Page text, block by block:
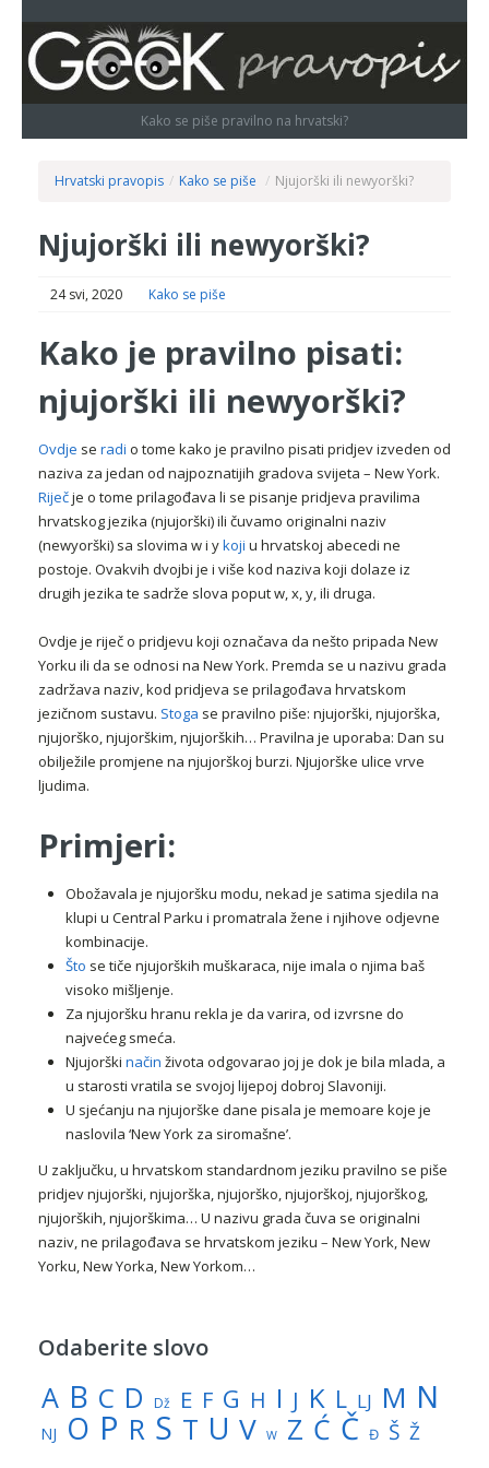
Kako se piše pravilno na hrvatski?
Hrvatski pravopis / Kako se piše / Njujorški ili newyorški?
Njujorški ili newyorški?
24 svi, 2020 Kako se piše
Kako je pravilno pisati:
njujorški ili newyorški?
Ovdje se radi o tome kako je pravilno pisati pridjev izveden od
naziva za jedan od najpoznatijih gradova svijeta – New York.
Riječje o tome prilagođava li se pisanje pridjeva pravilima
hrvatskog jezika (njujorški) ili čuvamo originalni naziv
(newyorški) sa slovima w i ykoji u hrvatskoj abecedi ne
postoje. Ovakvih dvojbi je i više kod naziva koji dolaze iz
drugih jezika te sadrže slova poput w, x, y, ili druga.
Ovdje je riječ o pridjevu koji označava da nešto pripada New
Yorku ili da se odnosi na New York. Premda se u nazivu grada
zadržava naziv, kod pridjeva se prilagođava hrvatskom
jezičnom sustavu. Stoga se pravilno piše: njujorški, njujorška,
njujorško, njujorškim, njujorških… Pravilna je uporaba: Dan su
obilježile promjene na njujorškoj burzi. Njujorške ulice vrve
ljudima.
Primjeri:
Obožavala je njujoršku modu, nekad je satima sjedila na
klupi u Central Parku i promatrala žene i njihove odjevne
kombinacije.
Što se tiče njujorških muškaraca, nije imala o njima baš
visoko mišljenje.
Za njujoršku hranu rekla je da varira, od izvrsne do
najvećeg smeća.
Njujorški način života odgovarao joj je dok je bila mlada, a
u starosti vratila se svojoj lijepoj dobroj Slavoniji.
U sjećanju na njujorške dane pisala je memoare koje je
naslovila ‘New York za siromašne’.
U zaključku, u hrvatskom standardnom jeziku pravilno se piše
pridjev njujorški, njujorška, njujorško, njujorškoj, njujorškog,
njujorških, njujorškima… U nazivu grada čuva se originalni
naziv, ne prilagođava se hrvatskom jeziku – New York, New
Yorku, New Yorka, New Yorkom…
Odaberite slovo
A B C D Dž E F G H I J K L LJ M N
NJ O P R S T U V W Z Ć Č Đ Š Ž